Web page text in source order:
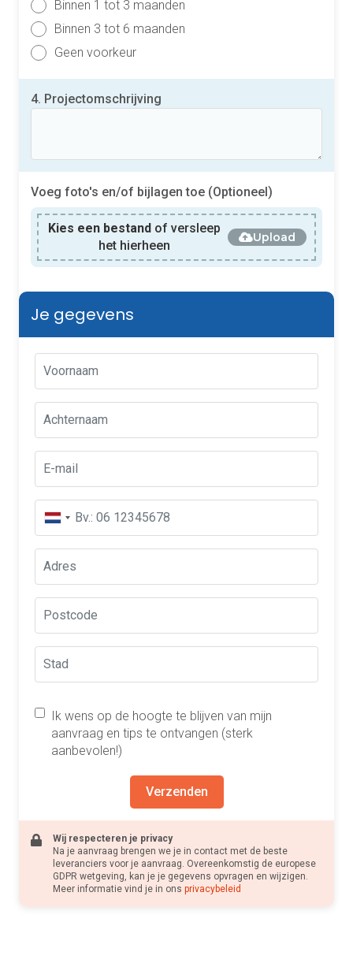
Binnen 1 tot 3 maanden
Binnen 3 tot 6 maanden
Geen voorkeur
4. Projectomschrijving
Voeg foto's en/of bijlagen toe (Optioneel)
Kies een bestand of versleep
het hierheen
Upload
Je gegevens
Ik wens op de hoogte te blijven van mijn
aanvraag en tips te ontvangen (sterk
aanbevolen!)
Verzenden
Wij respecteren je privacy
Na je aanvraag brengen we je in contact met de beste
leveranciers voor je aanvraag. Overeenkomstig de europese
GDPR wetgeving, kan je je gegevens opvragen en wijzigen.
Meer informatie vind je in ons privacybeleid